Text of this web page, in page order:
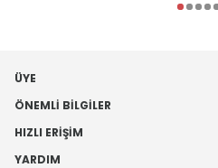
ÜYE
ÖNEMLI BILGILER
HIZLI ERIŞIM
YARDIM